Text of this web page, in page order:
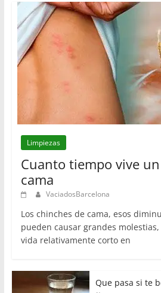
Limpiezas
Cuanto tiempo vive
cama
VaciadosBarcelona
Los chinches de cama, esos
pueden causar grandes
vida relativamente corto en
Que pasa si te